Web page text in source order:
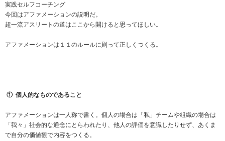
実践セルフコーチング
今回はアファメーションの説明だ。
超一流アスリートの道はここから開けると思ってほしい。
アファメーションは１１のルールに則って正しくつくる。
① 個人的なものであること
アファメーションは一人称で書く。個人の場合は「私」チームや組織の場合は
「我々」社会的な通念にとらわれたり、他人の評価を意識したりせず、あくま
で自分の価値観で内容をつくる。